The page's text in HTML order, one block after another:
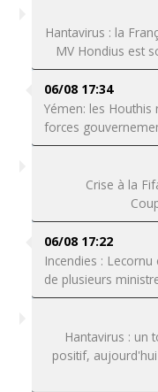
Hantavirus : la
MV Hondius est
06/08 17:34
Yémen: les Houthis
forces
Crise à la
06/08 17:22
Incendies :
de plusieurs
Hantavirus : un
positif,